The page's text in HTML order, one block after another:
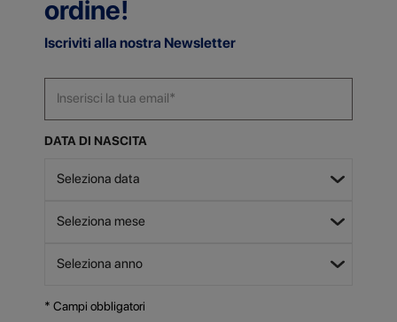
ordine!
Iscriviti alla nostra Newsletter
DATA DI NASCITA
* Campi obbligatori